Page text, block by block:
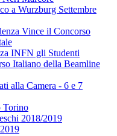
a Wurzburg Settembre
Vince il Concorso
INFN gli Studenti
Italiano della Beamline
alla Camera - 6 e 7
Torino
2018/2019